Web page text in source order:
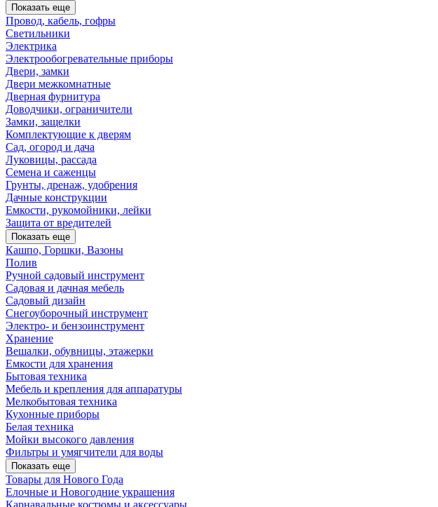
Показать еще
Провод, кабель, гофры
Светильники
Электрика
Электрообогревательные приборы
Двери, замки
Двери межкомнатные
Дверная фурнитура
Доводчики, ограничители
Замки, защелки
Комплектующие к дверям
Сад, огород и дача
Луковицы, рассада
Семена и саженцы
Грунты, дренаж, удобрения
Дачные конструкции
Емкости, рукомойники, лейки
Защита от вредителей
Показать еще
Кашпо, Горшки, Вазоны
Полив
Ручной садовый инструмент
Садовая и дачная мебель
Садовый дизайн
Снегоуборочный инструмент
Электро- и бензоинструмент
Хранение
Вешалки, обувницы, этажерки
Емкости для хранения
Бытовая техника
Мебель и крепления для аппаратуры
Мелкобытовая техника
Кухонные приборы
Белая техника
Мойки высокого давления
Фильтры и умягчители для воды
Показать еще
Товары для Нового Года
Елочные и Новогодние украшения
Карнавальные костюмы и аксессуары